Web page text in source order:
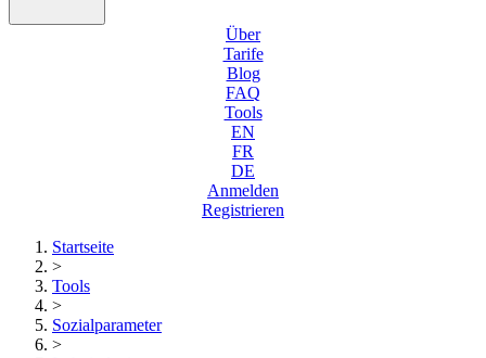
Über
Tarife
Blog
FAQ
Tools
EN
FR
DE
Anmelden
Registrieren
Startseite
>
Tools
>
Sozialparameter
>